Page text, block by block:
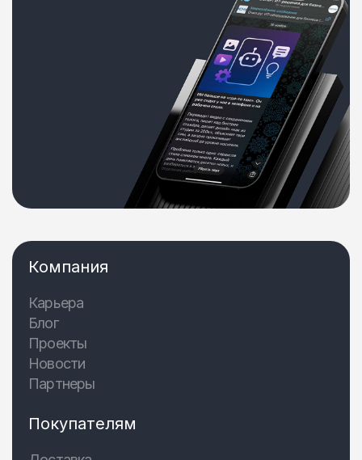
Компания
Карьера
Блог
Проекты
Новости
Партнеры
Покупателям